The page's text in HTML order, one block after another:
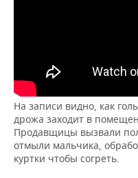
ТЕЛЕКОММУНИКАЦИИ
БИЗНЕС-БРАНЧИ
ONLINE-
ОТКРЫТАЯ ЛЕКЦИЯ
ФУТБОЛ
ХОККЕЙ
БАСКЕТБОЛ
НОВОСТИ ОБЩЕСТВА
ВЛАСТЬ
ИНФРАСТРУКТУРА
ФОТОГАЛЕРЕЯ
СЮЖЕТЫ
СПРАВОЧНИК
На записи видно, как
дрожа заходит в
Продавщицы вызвали
отмыли мальчика,
куртки чтобы согреть.